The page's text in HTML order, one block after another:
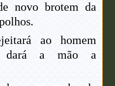
novo brotem da
ao homem
dará a mão a